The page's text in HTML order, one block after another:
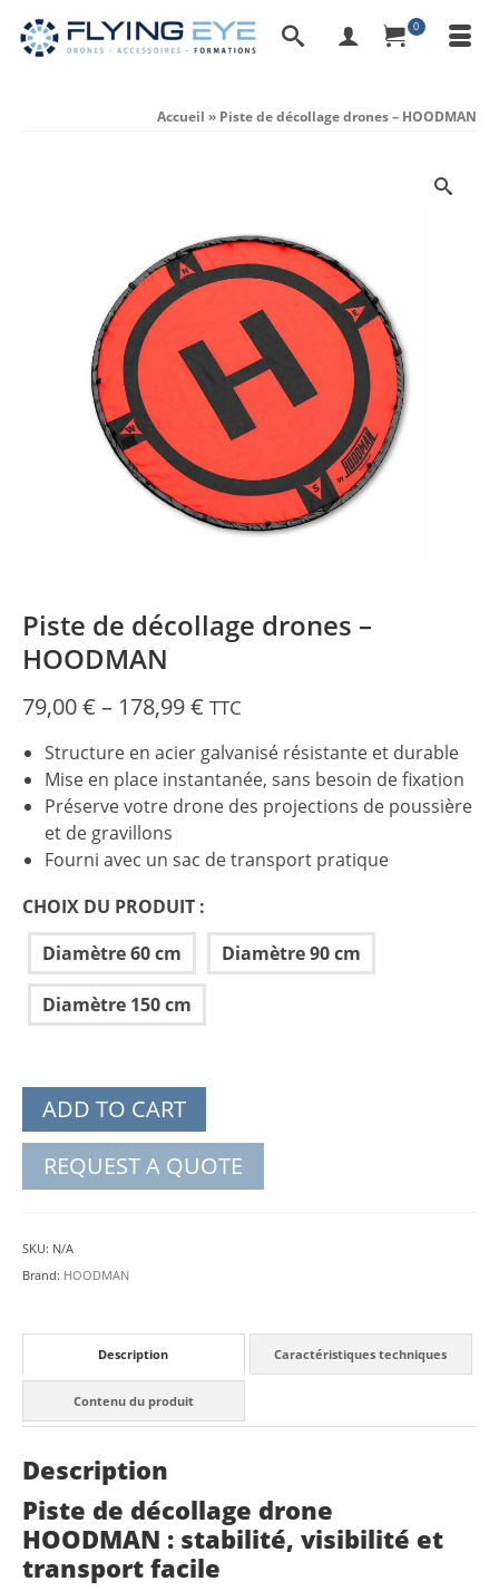
0
Accueil » Piste de décollage drones – HOODMAN
Piste de décollage drones –
HOODMAN
79,00€ – 178,99€ Price
79,00 €
through
178,99 €
TTC
Structure en acier galvanisé résistante et durable
Mise en place instantanée, sans besoin de fixation
Préserve votre drone des projections de poussière
et de gravillons
Fourni avec un sac de transport pratique
CHOIX DU PRODUIT :
Diamètre 60 cm
Diamètre 90 cm
Diamètre 150 cm
ADD TO CART
REQUEST A QUOTE
SKU: N/A
Brand: HOODMAN
Description Caractéristiques techniques
Contenu du produit
Description
Piste de décollage drone
HOODMAN : stabilité, visibilité et
transport facile